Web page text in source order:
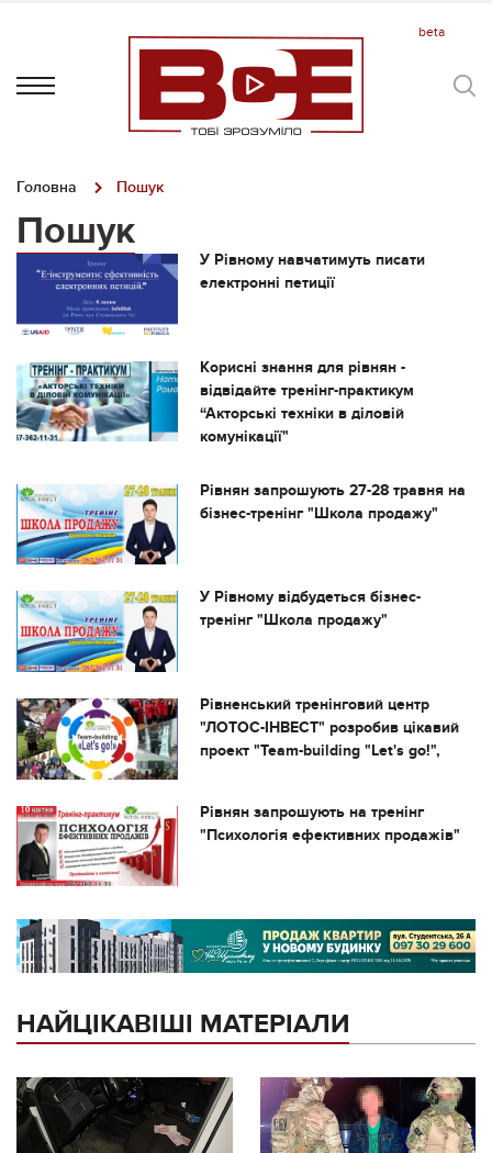
Головна Пошук
Пошук
У Рівному навчатимуть писати
електронні петиції
Корисні знання для рівнян -
відвідайте тренінг-практикум
“Акторські техніки в діловій
комунікації"
Рівнян запрошують 27-28 травня на
бізнес-тренінг "Школа продажу"
У Рівному відбудеться бізнес-
тренінг "Школа продажу"
Рівненський тренінговий центр
"ЛОТОС-ІНВЕСТ" розробив цікавий
проект "Team-building "Let's go!",
Рівнян запрошують на тренінг
"Психологія ефективних продажів"
НАЙЦІКАВІШІ МАТЕРІАЛИ